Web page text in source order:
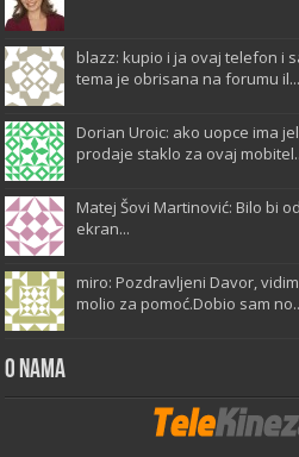
blazz: kupio i ja ovaj telefon i
tema je obrisana na forumu il...
Dorian Uroic: ako uopce ima
prodaje staklo za ovaj
Matej Šovi Martinović: Bilo bi
ekran...
miro: Pozdravljeni Davor,
molio za pomoć.Dobio sam
O Nama